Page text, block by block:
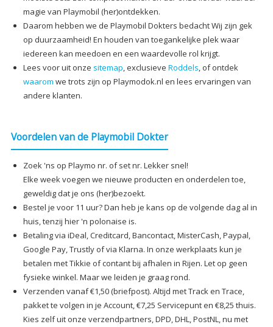
magie van Playmobil (her)ontdekken.
Daarom hebben we de Playmobil Dokters bedacht Wij zijn gek
op duurzaamheid! En houden van toegankelijke plek waar
iedereen kan meedoen en een waardevolle rol krijgt.
Lees voor uit onze sitemap, exclusieve Roddels, of ontdek
waarom we trots zijn op Playmodok.nl en lees ervaringen van
andere klanten.
Voordelen van de Playmobil Dokter
Zoek 'ns op Playmo nr. of set nr. Lekker snel!
Elke week voegen we nieuwe producten en onderdelen toe,
geweldig dat je ons (her)bezoekt.
Bestel je voor 11 uur? Dan heb je kans op de volgende dag al in
huis, tenzij hier 'n polonaise is.
Betaling via iDeal, Creditcard, Bancontact, MisterCash, Paypal,
Google Pay, Trustly of via Klarna. In onze werkplaats kun je
betalen met Tikkie of contant bij afhalen in Rijen. Let op geen
fysieke winkel. Maar we leiden je graag rond.
Verzenden vanaf €1,50 (briefpost). Altijd met Track en Trace,
pakket te volgen in je Account, €7,25 Servicepunt en €8,25 thuis.
Kies zelf uit onze verzendpartners, DPD, DHL, PostNL, nu met